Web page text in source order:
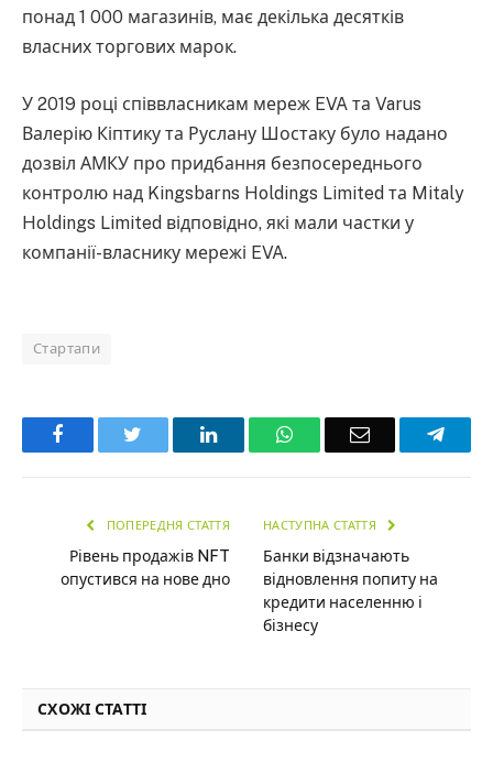
понад 1 000 магазинів, має декілька десятків
власних торгових марок.
У 2019 році співвласникам мереж EVA та Varus
Валерію Кіптику та Руслану Шостаку було надано
дозвіл АМКУ про придбання безпосереднього
контролю над Kingsbarns Holdings Limited та Mitaly
Holdings Limited відповідно, які мали частки у
компанії-власнику мережі EVA.
Стартапи
Facebook LinkedInWhatsAppEmail
ПОПЕРЕДНЯ СТАТТЯ
Рівень продажів NFT
опустився на нове дно
НАСТУПНА СТАТТЯ
Банки відзначають
відновлення попиту на
кредити населенню і
бізнесу
СХОЖІ СТАТТІ